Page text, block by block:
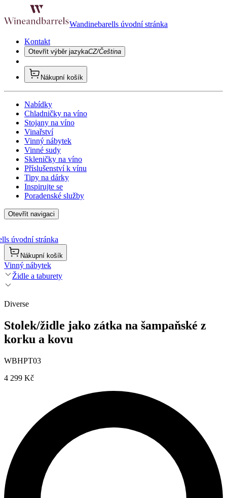
Wandinebarells úvodní stránka
Kontakt
Otevřít výběr jazykaCZ/Čeština
Nákupní košík
Nabídky
Chladničky na víno
Stojany na víno
Vinařství
Vinný nábytek
Vinné sudy
Skleničky na víno
Příslušenství k vínu
Tipy na dárky
Inspirujte se
Poradenské služby
Otevřít navigaci
úvodní stránka
Nákupní košík
Vinný nábytek
Židle a taburety
Diverse
Stolek/židle jako zátka na šampaňské z
korku a kovu
WBHPT03
4 299 Kč